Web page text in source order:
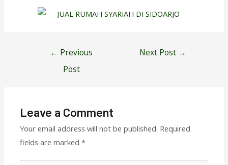
← Previous
Post
Next Post →
Leave a Comment
Your email address will not be published. Required
fields are marked*